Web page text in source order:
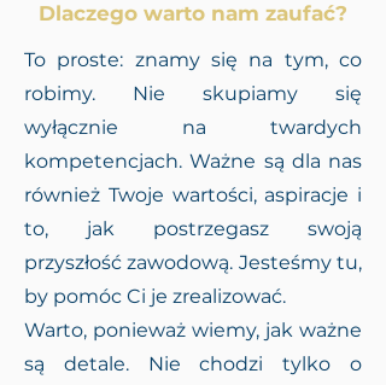
Dlaczego warto nam zaufać?
To proste: znamy się na tym, co
robimy. Nie skupiamy się
wyłącznie na twardych
kompetencjach. Ważne są dla nas
również Twoje wartości, aspiracje i
to, jak postrzegasz swoją
przyszłość zawodową. Jesteśmy tu,
by pomóc Ci je zrealizować.
Warto, ponieważ wiemy, jak ważne
są detale. Nie chodzi tylko o